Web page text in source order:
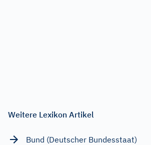
Weitere Lexikon Artikel
Bund (Deutscher Bundesstaat)